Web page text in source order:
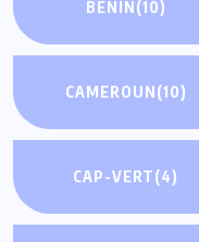
BÉNIN(10)
CAMEROUN(10)
CAP-VERT(4)